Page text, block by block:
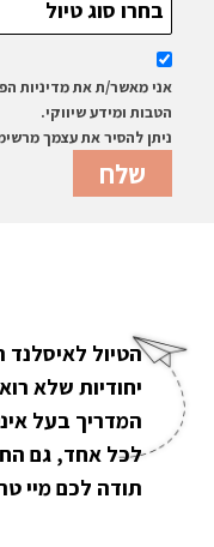
אני מאשר/ת את מדיניות
הטבות ומידע שיווקי.
ניתן להסיר את עצמך
הטיול
יחודיות שלא
המדריך בעל
לכל אחד, גם
תודה לכם מיי